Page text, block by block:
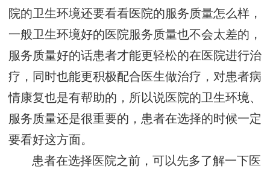
院的卫生环境还要看看医院的服务质量怎么样，
一般卫生环境好的医院服务质量也不会太差的，
服务质量好的话患者才能更轻松的在医院进行治
疗，同时也能更积极配合医生做治疗，对患者病
情康复也是有帮助的，所以说医院的卫生环境、
服务质量还是很重要的，患者在选择的时候一定
要看好这方面。
患者在选择医院之前，可以先多了解一下医